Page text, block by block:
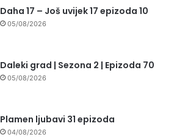
Daha 17 – Još uvijek 17 epizoda 10
05/08/2026
Daleki grad | Sezona 2 | Epizoda 70
05/08/2026
Plamen ljubavi 31 epizoda
04/08/2026